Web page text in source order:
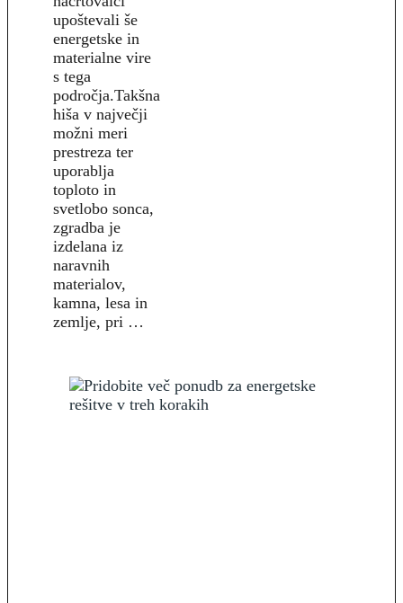
upoštevali še
energetske in
materialne vire
s tega
področja.Takšna
hiša v največji
možni meri
prestreza ter
uporablja
toploto in
svetlobo sonca,
zgradba je
izdelana iz
naravnih
materialov,
kamna, lesa in
zemlje, pri …